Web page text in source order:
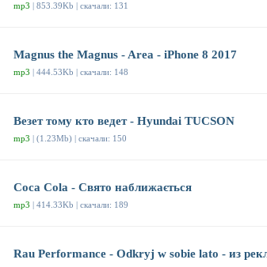
mp3 | 853.39Kb | скачали: 131
Magnus the Magnus - Area - iPhone 8 2017
mp3 | 444.53Kb | скачали: 148
Везет тому кто ведет - Hyundai TUCSON
mp3 | (1.23Mb) | скачали: 150
Coca Cola - Свято наближається
mp3 | 414.33Kb | скачали: 189
Rau Performance - Odkryj w sobie lato - из